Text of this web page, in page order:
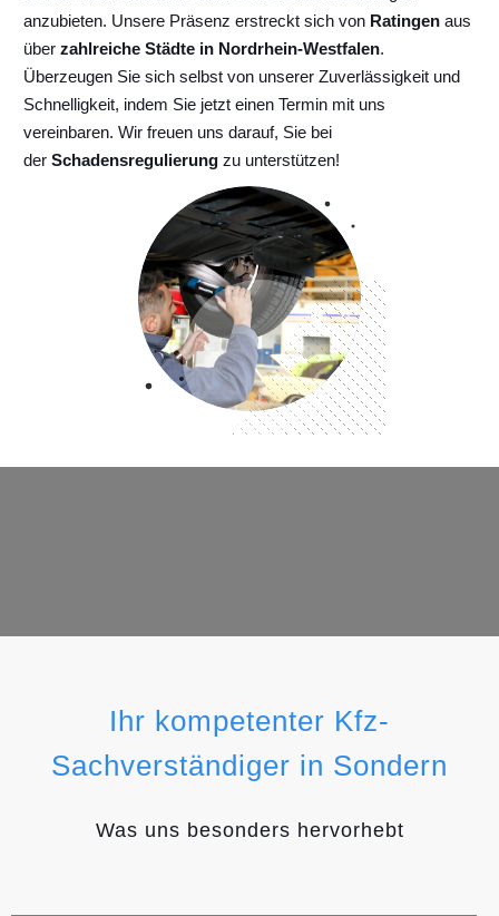
anzubieten. Unsere Präsenz erstreckt sich von Ratingen aus
über zahlreiche Städte in Nordrhein-Westfalen.
Überzeugen Sie sich selbst von unserer Zuverlässigkeit und
Schnelligkeit, indem Sie jetzt einen Termin mit uns
vereinbaren. Wir freuen uns darauf, Sie bei
der Schadensregulierung zu unterstützen!
Ihr kompetenter Kfz-
Sachverständiger in Sondern
Was uns besonders hervorhebt